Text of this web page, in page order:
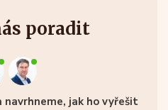
poradit
navrhneme, jak ho vyřešit